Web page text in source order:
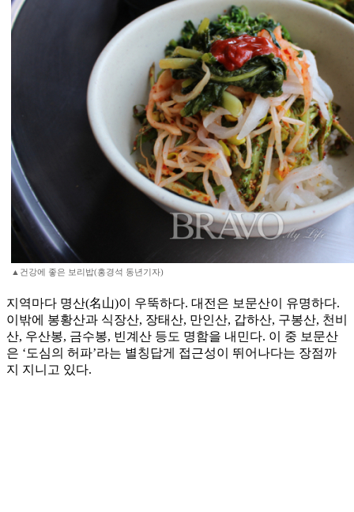
▲건강에 좋은 보리밥(홍경석 동년기자)
지역마다 명산(名山)이 우뚝하다. 대전은 보문산이 유명하다.
이밖에 봉황산과 식장산, 장태산, 만인산, 갑하산, 구봉산, 천비
산, 우산봉, 금수봉, 빈계산 등도 명함을 내민다. 이 중 보문산
은 ‘도심의 허파’라는 별칭답게 접근성이 뛰어나다는 장점까
지 지니고 있다.